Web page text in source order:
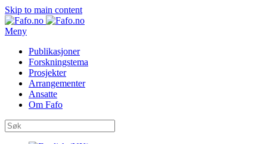
Skip to main content
Meny
Publikasjoner
Forskningstema
Prosjekter
Arrangementer
Ansatte
Om Fafo